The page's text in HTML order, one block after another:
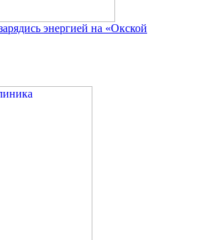
энергией на «Окской